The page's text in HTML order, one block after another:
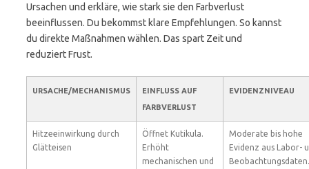
Ursachen und erkläre, wie stark sie den Farbverlust
beeinflussen. Du bekommst klare Empfehlungen. So kannst
du direkte Maßnahmen wählen. Das spart Zeit und
reduziert Frust.
URSACHE/MECHANISMUS
EINFLUSS AUF
FARBVERLUST
EVIDENZNIVEAU
Hitzeeinwirkung durch
Glätteisen
Öffnet Kutikula.
Erhöht
mechanischen und
Moderate bis hohe
Evidenz aus Labor-
Beobachtungsdaten.